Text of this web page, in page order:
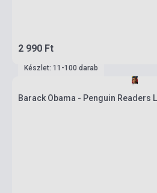
2 990 Ft
Készlet: 11-100 darab
Barack Obama - Penguin Readers